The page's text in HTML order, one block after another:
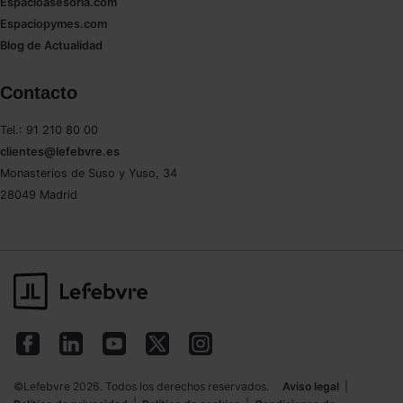
Espaciopymes.com
Blog de Actualidad
Contacto
Tel.: 91 210 80 00
clientes@lefebvre.es
Monasterios de Suso y Yuso, 34
28049 Madrid
©Lefebvre 2026. Todos los derechos reservados. Aviso legal